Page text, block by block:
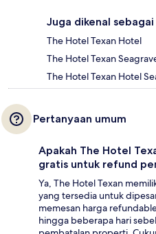
Juga dikenal sebagai
The Hotel Texan Hotel
The Hotel Texan
The Hotel Texan Hotel
Pertanyaan umum
Apakah The Hotel
gratis untuk refund
Ya, The Hotel Texan
yang tersedia untuk
memesan harga
hingga beberapa hari